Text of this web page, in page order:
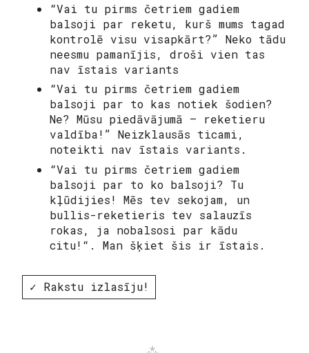
“Vai tu pirms četriem gadiem
balsoji par reketu, kurš mums tagad
kontrolē visu visapkārt?” Neko tādu
neesmu pamanījis, droši vien tas
nav īstais variants
“Vai tu pirms četriem gadiem
balsoji par to kas notiek šodien?
Ne? Mūsu piedāvājumā – reketieru
valdība! ” Neizklausās ticami,
noteikti nav īstais variants.
“Vai tu pirms četriem gadiem
balsoji par to ko balsoji? Tu
kļūdijies! Mēs tev sekojam, un
bullis-reketieris tev salauzīs
rokas, ja nobalsosi par kādu
citu! “. Man šķiet šis ir īstais.
✓ Rakstu izlasīju!